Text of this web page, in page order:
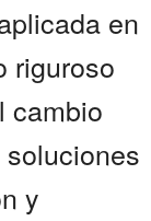
en
riguroso
cambio
y